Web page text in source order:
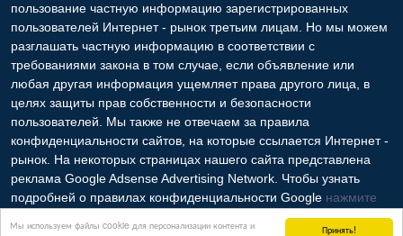
Принять!
Мы используем файлы cookie для персонализации контента и
пользование частную информацию зарегистрированных
пользователей Интернет - рынок третьим лицам. Но мы можем
разглашать частную информацию в соответствии с
требованиями закона в том случае, если объявление или
любая другая информация ущемляет права другого лица, в
целях защиты прав собственности и безопасности
пользователей. Мы также не отвечаем за правила
конфиденциальности сайтов, на которые ссылается Интернет -
рынок. На некоторых страницах нашего сайта представлена
реклама Google Adsense Advertising Network. Чтобы узнать
подробней о правилах конфиденциальности Google нажмите